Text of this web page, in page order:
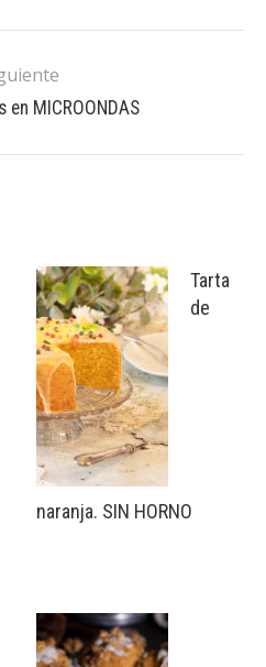
en MICROONDAS
Tarta
de
naranja. SIN HORNO